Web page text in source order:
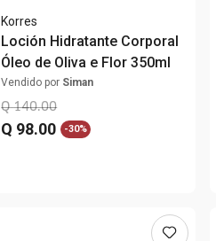
Korres
Loción Hidratante Corporal
Óleo de Oliva e Flor 350ml
Vendido por Siman
Q 140.00
Q 98.00 -30%